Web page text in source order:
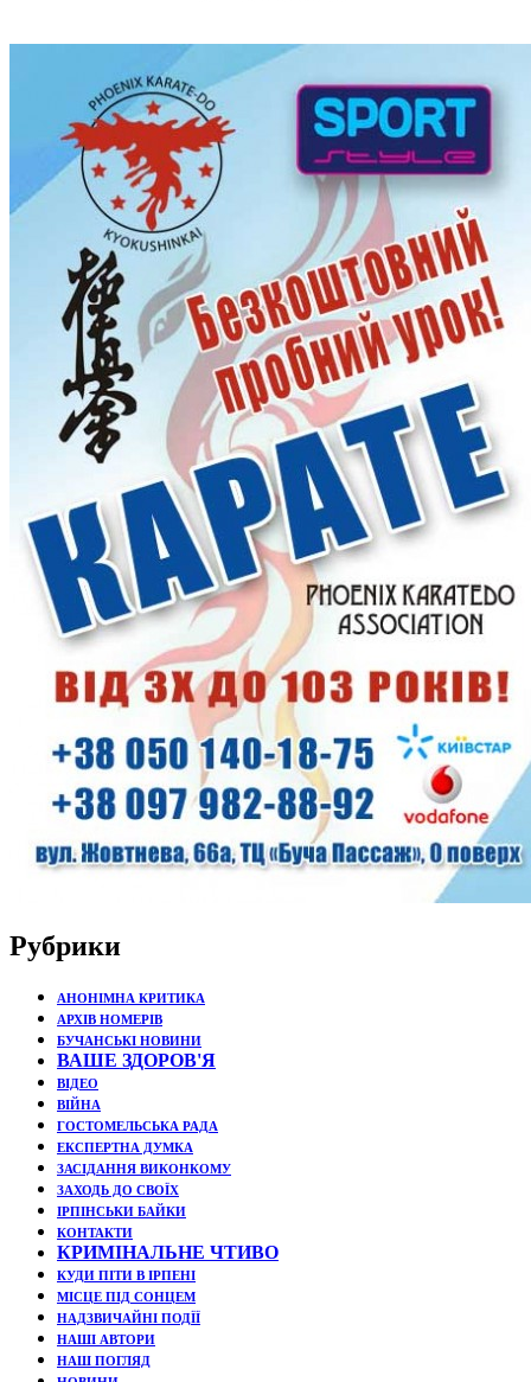
Рубрики
АНОНІМНА КРИТИКА
АРХІВ НОМЕРІВ
БУЧАНСЬКІ НОВИНИ
ВАШЕ ЗДОРОВ'Я
ВІДЕО
ВІЙНА
ГОСТОМЕЛЬСЬКА РАДА
ЕКСПЕРТНА ДУМКА
ЗАСІДАННЯ ВИКОНКОМУ
ЗАХОДЬ ДО СВОЇХ
ІРПІНСЬКИ БАЙКИ
КОНТАКТИ
КРИМІНАЛЬНЕ ЧТИВО
КУДИ ПІТИ В ІРПЕНІ
МІСЦЕ ПІД СОНЦЕМ
НАДЗВИЧАЙНІ ПОДЇЇ
НАШІ АВТОРИ
НАШ ПОГЛЯД